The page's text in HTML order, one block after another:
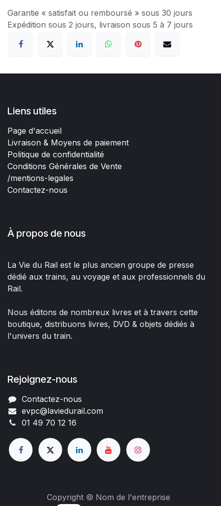
Garantie « satisfait ou remboursé » sous 30 jours
Expédition sous 2 jours, livraison sous 5 à 7 jours
Liens utiles
Page d'accueil
Livraison & Moyens de paiement
Politique de confidentialité
Conditions Générales de Vente
/mentions-legales
Contactez-nous
À propos de nous
La Vie du Rail est le plus ancien groupe de presse
dédié aux trains, au voyage et aux professionnels du
Rail.
Nous éditons de nombreux livres et à travers cette
boutique, distribuons livres, DVD & objets dédiés à
l'univers du train.
Rejoignez-nous
Contactez-nous
evpc@laviedurail.com
01 49 70 12 16
Copyright © Nom de l'entreprise